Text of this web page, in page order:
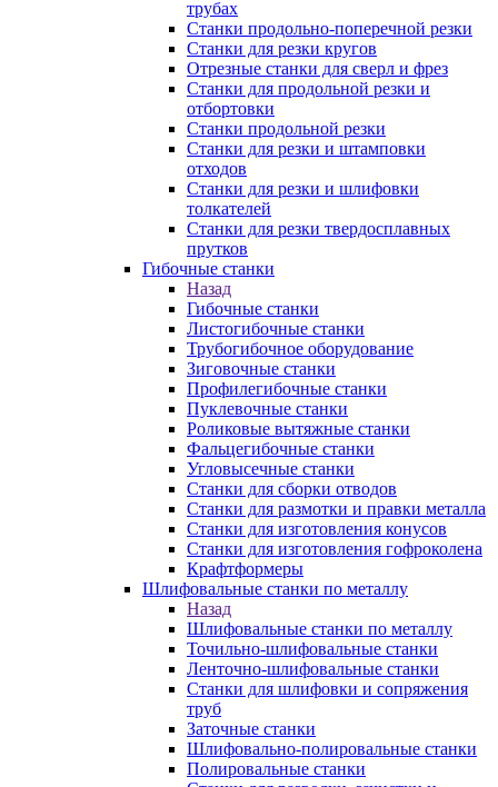
трубаx
Станки продольно-поперечной резки
Станки для резки кругов
Отрезные станки для сверл и фрез
Станки для продольной резки и
отбортовки
Станки продольной резки
Станки для резки и штамповки
отходов
Станки для резки и шлифовки
толкателей
Станки для резки твердосплавных
прутков
Гибочные станки
Назад
Гибочные станки
Листогибочные станки
Трубогибочное оборудование
Зиговочные станки
Профилегибочные станки
Пуклевочные станки
Роликовые вытяжные станки
Фальцегибочные станки
Угловысечные станки
Станки для сборки отводов
Станки для размотки и правки металла
Станки для изготовления конусов
Станки для изготовления гофроколена
Крафтформеры
Шлифовальные станки по металлу
Назад
Шлифовальные станки по металлу
Точильно-шлифовальные станки
Ленточно-шлифовальные станки
Станки для шлифовки и сопряжения
труб
Заточные станки
Шлифовально-полировальные станки
Полировальные станки